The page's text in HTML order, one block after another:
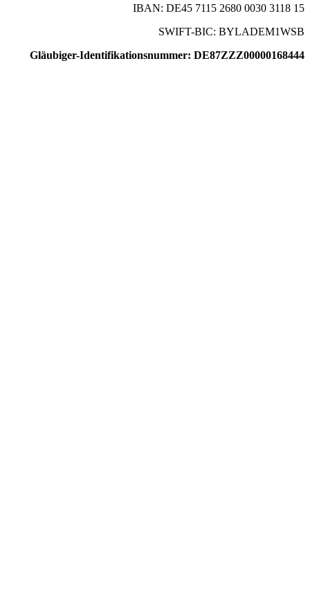
IBAN: DE45 7115 2680 0030 3118 15
SWIFT-BIC: BYLADEM1WSB
Gläubiger-Identifikationsnummer: DE87ZZZ00000168444